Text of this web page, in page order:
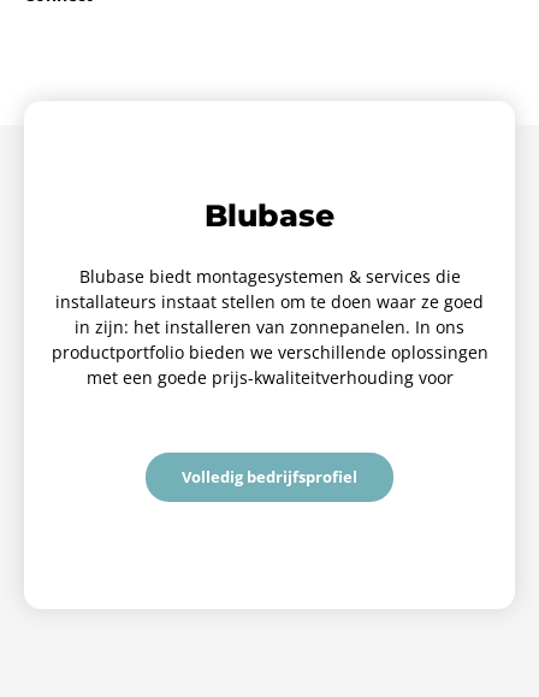
Blubase
Blubase biedt montagesystemen & services die
installateurs instaat stellen om te doen waar ze goed
in zijn: het installeren van zonnepanelen. In ons
productportfolio bieden we verschillende oplossingen
met een goede prijs-kwaliteitverhouding voor
Volledig bedrijfsprofiel